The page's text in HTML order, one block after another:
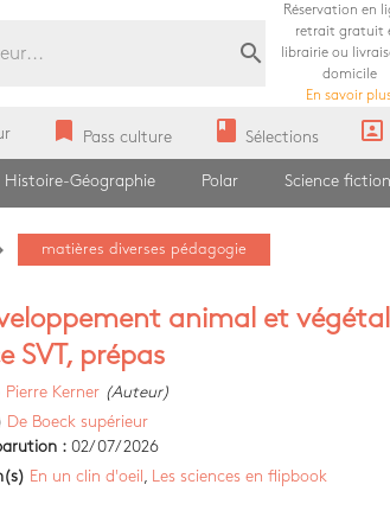
search
Réservation en
retrait gratuit
librairie ou
domicile
En savoir
bookmark Pass culture book Sélections portrait
Histoire-Géographie Polar Science fiction
matières diverses pédagogie
animal et végétal
SVT, prépas
Pierre Kerner (Auteur)
De Boeck supérieur
: 02/07/2026
En un clin d'oeil Les sciences en flipbook